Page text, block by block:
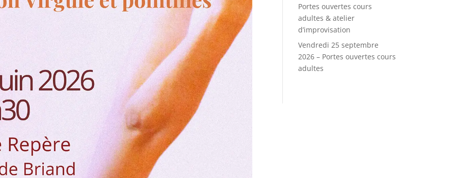
Portes ouvertes cours
adultes & atelier
d’improvisation
Vendredi 25 septembre
2026 – Portes ouvertes cours
adultes